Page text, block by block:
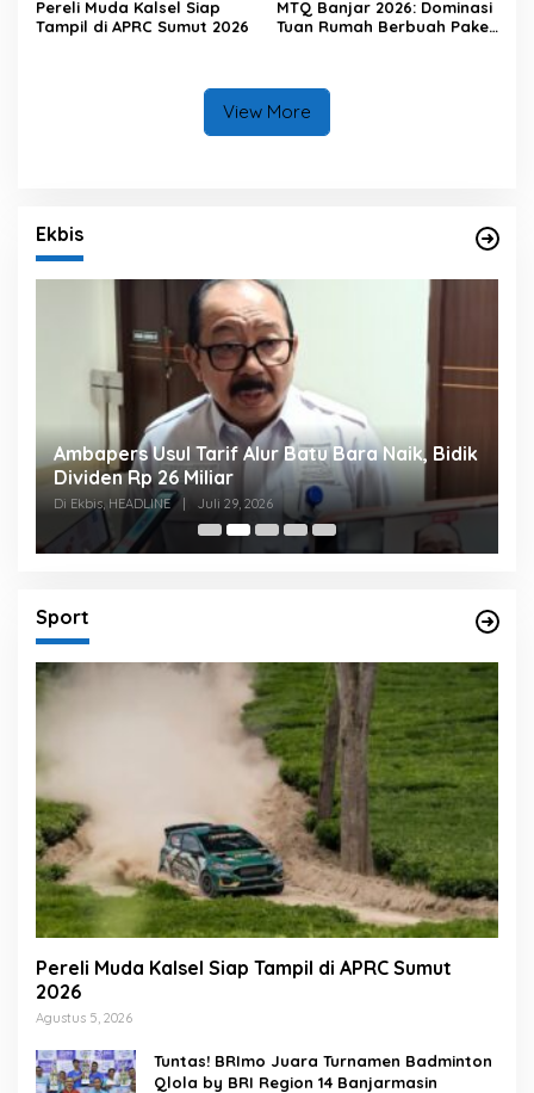
Pereli Muda Kalsel Siap
Tampil di APRC Sumut 2026
MTQ Banjar 2026: Dominasi
Tuan Rumah Berbuah Paket
View More
Ekbis
Ambapers Usul Tarif Alur Batu Bara Naik, Bidik
Dividen Rp 26 Miliar
Di Ekbis, HEADLINE Juli 29, 2026
Sport
Pereli Muda Kalsel Siap Tampil di APRC Sumut
2026
Agustus 5, 2026
Tuntas! BRImo Juara Turnamen Badminton
Qlola by BRI Region 14 Banjarmasin